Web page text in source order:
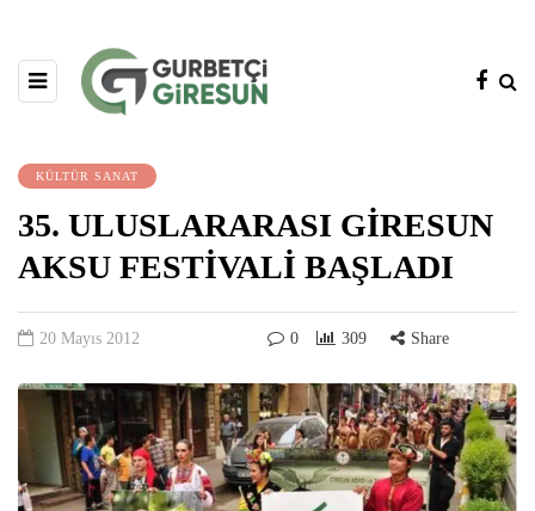
KÜLTÜR SANAT
35. ULUSLARARASI GİRESUN
AKSU FESTİVALİ BAŞLADI
20 Mayıs 2012 0 309 Share